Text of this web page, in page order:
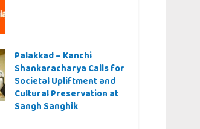
Palakkad – Kanchi
Shankaracharya Calls for
Societal Upliftment and
Cultural Preservation at
Sangh Sanghik